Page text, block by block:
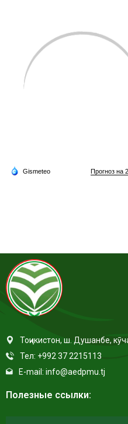
Тоҷикистон, ш. Душанбе,
Тел: +992 37 2215113
E-mail: info@aedpmu.tj
Полезные ссылки: